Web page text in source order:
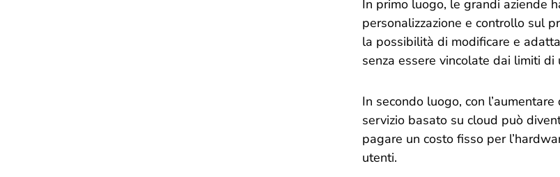
In primo luogo, le grandi aziende
personalizzazione e controllo sul
la possibilità di modificare e
senza essere vincolate dai limiti
In secondo luogo, con
servizio basato su cloud può
pagare un costo fisso per
utenti.